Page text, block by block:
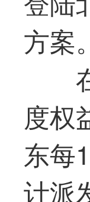
方案。
度权
东每
计派